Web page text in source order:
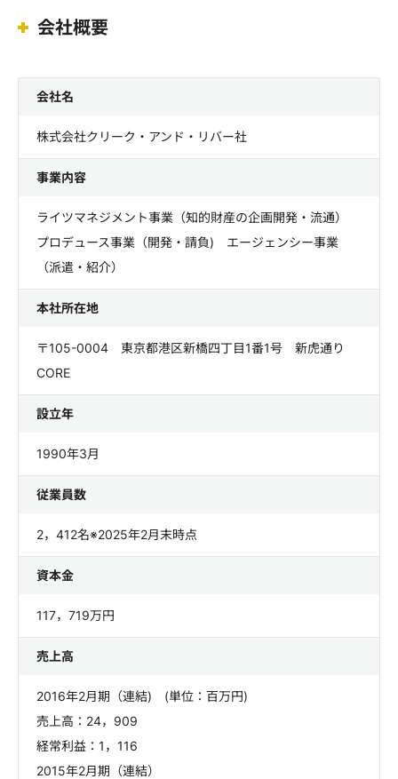
会社概要
会社名
株式会社クリーク・アンド・リバー社
事業内容
ライツマネジメント事業（知的財産の企画開発・流通）
プロデュース事業（開発・請負) エージェンシー事業
（派遣・紹介）
本社所在地
〒105-0004 東京都港区新橋四丁目1番1号 新虎通り
CORE
設立年
1990年3月
従業員数
2，412名※2025年2月末時点
資本金
117，719万円
売上高
2016年2月期（連結) (単位：百万円)
売上高：24，909
経常利益：1，116
2015年2月期（連結）